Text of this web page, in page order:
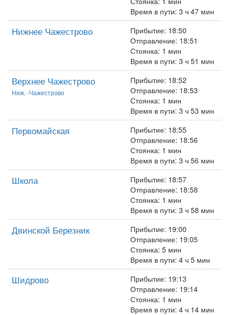
Время в пути: 3 ч 47 мин
Нижнее Чажестрово
Прибытие: 18:50
Отправление: 18:51
Стоянка: 1 мин
Время в пути: 3 ч 51 мин
Верхнее Чажестрово
Ниж. -Чажестрово
Прибытие: 18:52
Отправление: 18:53
Стоянка: 1 мин
Время в пути: 3 ч 53 мин
Первомайская
Прибытие: 18:55
Отправление: 18:56
Стоянка: 1 мин
Время в пути: 3 ч 56 мин
Школа
Прибытие: 18:57
Отправление: 18:58
Стоянка: 1 мин
Время в пути: 3 ч 58 мин
Двинской Березник
Прибытие: 19:00
Отправление: 19:05
Стоянка: 5 мин
Время в пути: 4 ч 5 мин
Шидрово
Прибытие: 19:13
Отправление: 19:14
Стоянка: 1 мин
Время в пути: 4 ч 14 мин